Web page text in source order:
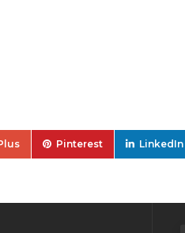
Pinterest LinkedIn